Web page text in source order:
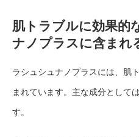
肌トラブルに効果的
ナノプラスに含まれ
ラシュシュナノプラスには、肌
まれています。主な成分として
す。